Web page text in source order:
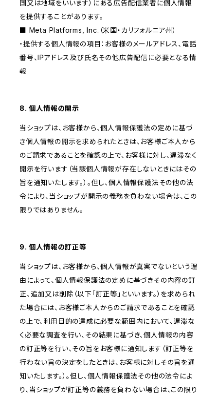
国又は地域をいいます）にある広告配信業者に個人情報
を提供することがあります。
■ Meta Platforms, Inc.（米国・カリフォルニア州）
・提供する個人情報の項目：お客様のメールアドレス、電話
番号、IPアドレス及び氏名その他広告配信に必要となる情
報
8. 個人情報の開示
当ショップは、お客様から、個人情報保護法の定めに基づ
き個人情報の開示を求められたときは、お客様ご本人から
のご請求であることを確認の上で、お客様に対し、遅滞なく
開示を行います（当該個人情報が存在しないときにはその
旨を通知いたします。）。但し、個人情報保護法その他の法
令により、当ショップが開示の義務を負わない場合は、この
限りではありません。
9. 個人情報の訂正等
当ショップは、お客様から、個人情報が真実でないという理
由によって、個人情報保護法の定めに基づきその内容の訂
正、追加又は削除（以下「訂正等」といいます。）を求められ
た場合には、お客様ご本人からのご請求であることを確認
の上で、利用目的の達成に必要な範囲内において、遅滞な
く必要な調査を行い、その結果に基づき、個人情報の内容
の訂正等を行い、その旨をお客様に通知します（訂正等を
行わない旨の決定をしたときは、お客様に対しその旨を通
知いたします。）。但し、個人情報保護法その他の法令によ
り、当ショップが訂正等の義務を負わない場合は、この限り